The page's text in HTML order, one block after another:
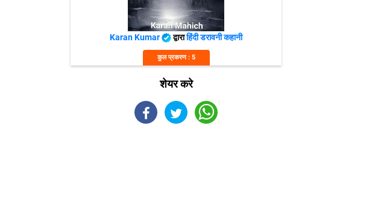
Karan Kumar द्वाराहिंदी डरावनी कहानी
कुल प्रकरण : 5
शेयर करे